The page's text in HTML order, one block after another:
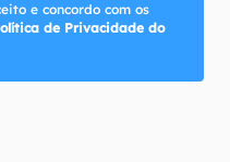
e concordo com os
de Privacidade do